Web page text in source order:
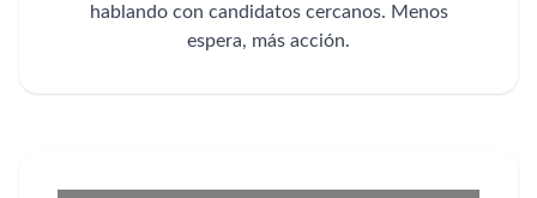
hablando con candidatos cercanos. Menos
espera, más acción.